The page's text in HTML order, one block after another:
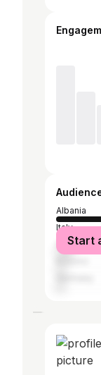
Albania
Italy
Greece
Start